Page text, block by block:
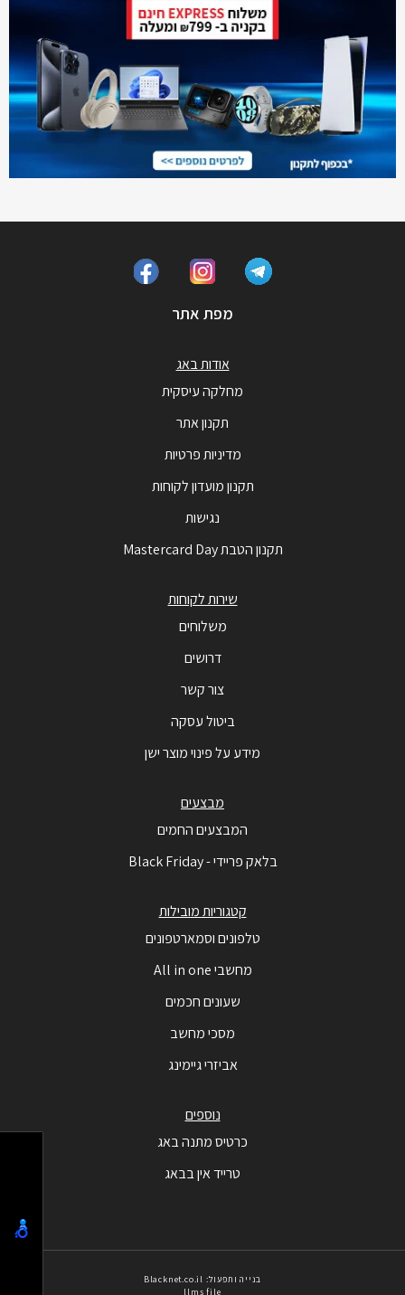
מפת אתר
אודות באג
מחלקה עיסקית
תקנון אתר
מדיניות פרטיות
תקנון מועדון לקוחות
נגישות
תקנון הטבת Mastercard Day
שירות לקוחות
משלוחים
דרושים
צור קשר
ביטול עסקה
מידע על פינוי מוצר ישן
מבצעים
המבצעים החמים
בלאק פריידי - Black Friday
קטגוריות מובילות
טלפונים וסמארטפונים
מחשבי All in one
שעונים חכמים
מסכי מחשב
אביזרי גיימינג
נוספים
כרטיס מתנה באג
טרייד אין בבאג
בנייה ותפעול: Blacknet.co.il
llms file